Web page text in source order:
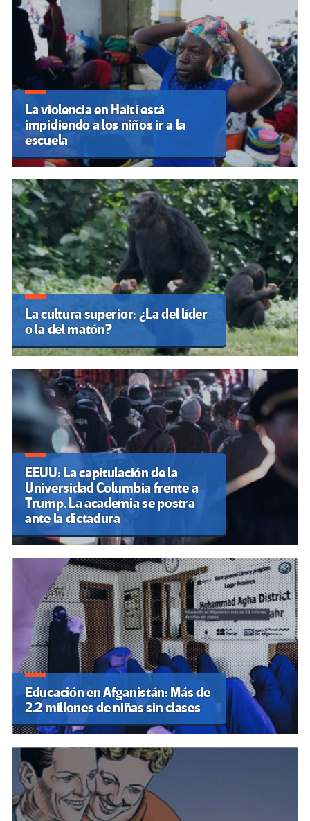
La violencia en Haití está
impidiendo a los niños ir a la
escuela
La cultura superior: ¿La del líder
o la del matón?
EEUU: La capitulación de la
Universidad Columbia frente a
Trump. La academia se postra
ante la dictadura
Educación en Afganistán: Más de
2.2 millones de niñas sin clases